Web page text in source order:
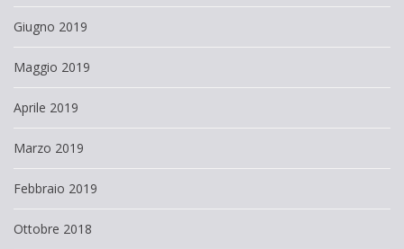
Giugno 2019
Maggio 2019
Aprile 2019
Marzo 2019
Febbraio 2019
Ottobre 2018